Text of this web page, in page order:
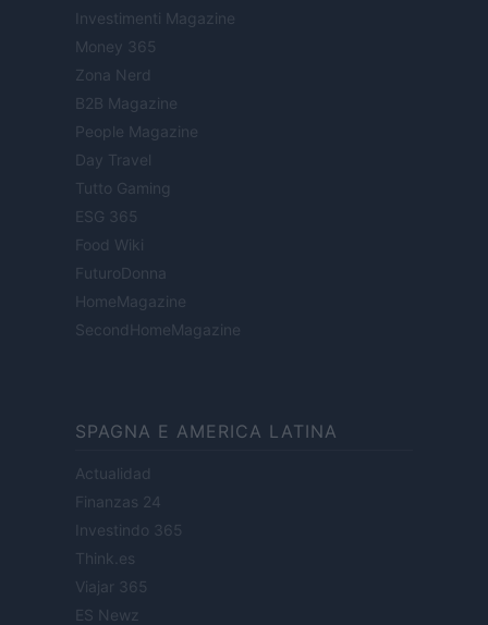
Investimenti Magazine
Money 365
Zona Nerd
B2B Magazine
People Magazine
Day Travel
Tutto Gaming
ESG 365
Food Wiki
FuturoDonna
HomeMagazine
SecondHomeMagazine
SPAGNA E AMERICA LATINA
Actualidad
Finanzas 24
Investindo 365
Think.es
Viajar 365
ES Newz